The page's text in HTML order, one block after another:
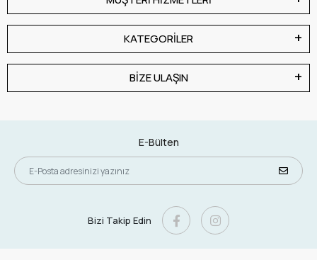
KATEGORİLER
BİZE ULAŞIN
E-Bülten
Bizi Takip Edin